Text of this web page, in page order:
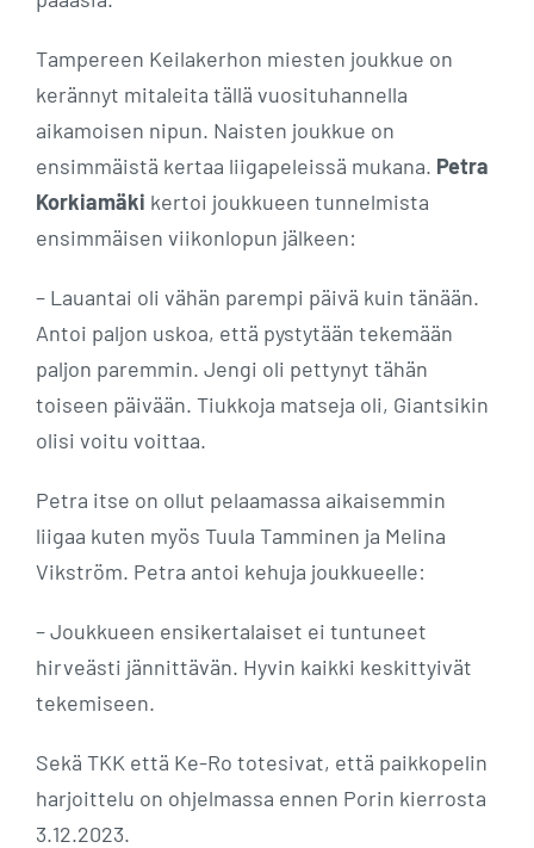
Tampereen Keilakerhon miesten joukkue on
kerännyt mitaleita tällä vuosituhannella
aikamoisen nipun. Naisten joukkue on
ensimmäistä kertaa liigapeleissä mukana. Petra
Korkiamäki kertoi joukkueen tunnelmista
ensimmäisen viikonlopun jälkeen:
– Lauantai oli vähän parempi päivä kuin tänään.
Antoi paljon uskoa, että pystytään tekemään
paljon paremmin. Jengi oli pettynyt tähän
toiseen päivään. Tiukkoja matseja oli, Giantsikin
olisi voitu voittaa.
Petra itse on ollut pelaamassa aikaisemmin
liigaa kuten myös Tuula Tamminen ja Melina
Vikström. Petra antoi kehuja joukkueelle:
– Joukkueen ensikertalaiset ei tuntuneet
hirveästi jännittävän. Hyvin kaikki keskittyivät
tekemiseen.
Sekä TKK että Ke-Ro totesivat, että paikkopelin
harjoittelu on ohjelmassa ennen Porin kierrosta
3.12.2023.